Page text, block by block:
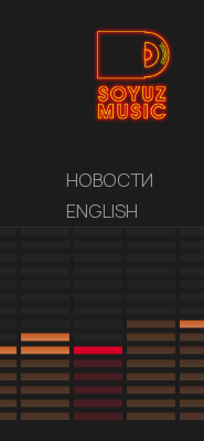
НОВОСТИ
ENGLISH